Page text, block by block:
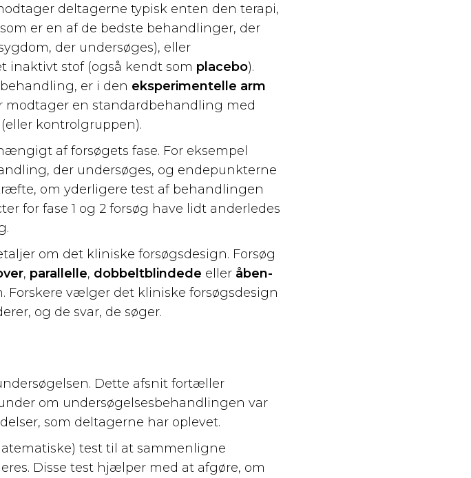
deltagerne typisk enten den terapi,
er en af de bedste behandlinger, der
der undersøges), eller
stof (også kendt som placebo).
er i den eksperimentelle arm
modtager en standardbehandling med
(eller kontrolgruppen).
af forsøgets fase. For eksempel
der undersøges, og endepunkterne
om yderligere test af behandlingen
for fase 1 og 2 forsøg have lidt anderledes
om det kliniske forsøgsdesign. Forsøg
, parallelle, dobbeltblindede eller åben-
Forskere vælger det kliniske forsøgsdesign
og de svar, de søger.
Dette afsnit fortæller
om undersøgelsesbehandlingen var
som deltagerne har oplevet.
test til at sammenligne
Disse test hjælper med at afgøre, om